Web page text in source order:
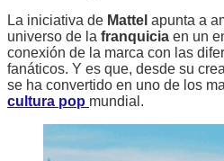
La iniciativa de Mattel apunta a
universo de la franquicia en un
conexión de la marca con las
fanáticos. Y es que, desde su
se ha convertido en uno de los
cultura pop mundial.